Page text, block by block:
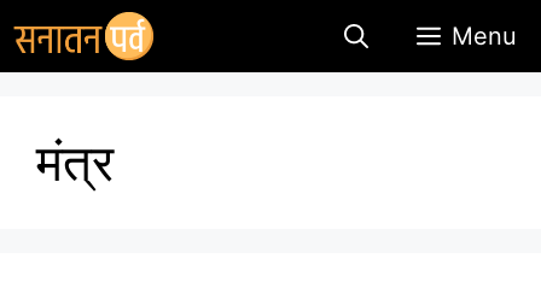
to
Menu
मंत्र